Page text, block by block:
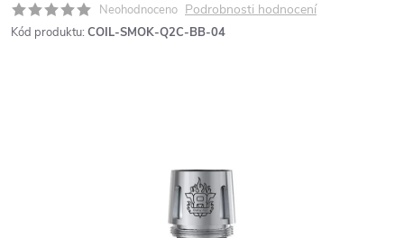
Neohodnoceno Podrobnosti hodnocení
Kód produktu: COIL-SMOK-Q2C-BB-04